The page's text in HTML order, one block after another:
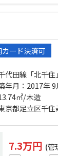
ード決済可
代田線「北千住」
行線「北千住」駅 徒
「千住大橋」駅
年月：2017年 9
㎡/木造
京都足立区千住
7.3万円 (管